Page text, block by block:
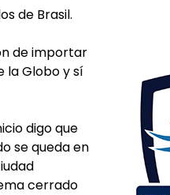
de Brasil.
de importar
la Globo y sí
digo que
se queda en
cerrado